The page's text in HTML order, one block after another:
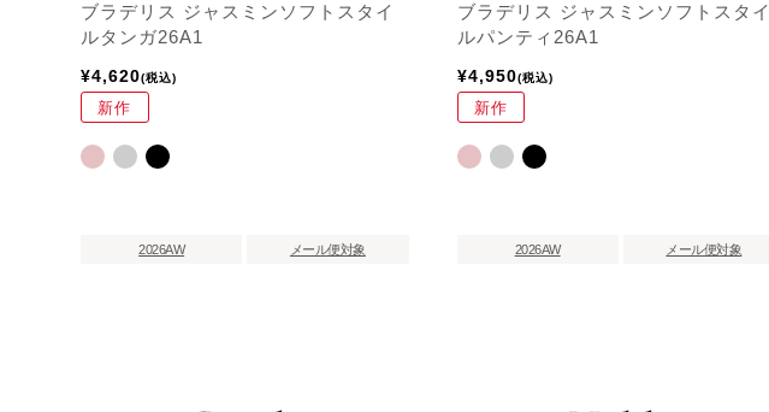
ブラデリス ジャスミンソフトスタイ
ルタンガ26A1
¥4,620 税込
新作
2026AW メール便対象
ブラデリス ジャスミンソフトスタイ
ルパンティ26A1
¥4,950 税込
新作
2026AW メール便対象